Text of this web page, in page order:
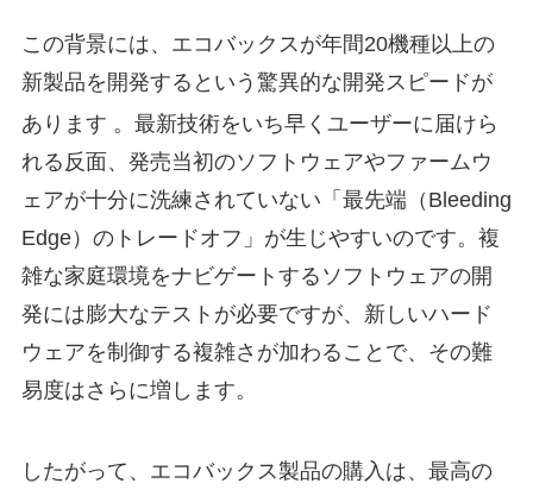
この背景には、エコバックスが年間20機種以上の
新製品を開発するという驚異的な開発スピードが
あります 。最新技術をいち早くユーザーに届けら
れる反面、発売当初のソフトウェアやファームウ
ェアが十分に洗練されていない「最先端（Bleeding
Edge）のトレードオフ」が生じやすいのです。複
雑な家庭環境をナビゲートするソフトウェアの開
発には膨大なテストが必要ですが、新しいハード
ウェアを制御する複雑さが加わることで、その難
易度はさらに増します。
したがって、エコバックス製品の購入は、最高の